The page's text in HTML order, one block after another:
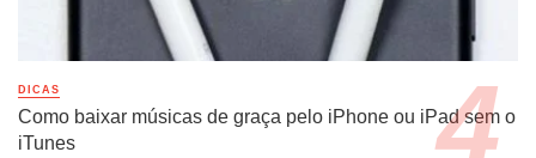
DICAS
Como baixar músicas de graça pelo iPhone ou iPad sem o
iTunes